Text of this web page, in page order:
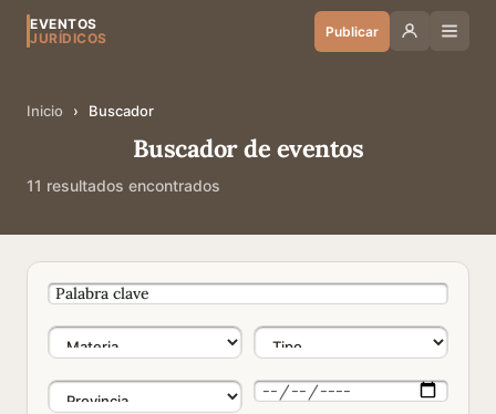
EVENTOS
JURÍDICOS
Publicar
Inicio › Buscador
Buscador de eventos
11 resultados encontrados